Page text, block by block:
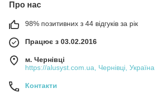
Про нас
98% позитивних з 44 відгуків за рік
Працює з 03.02.2016
м. Чернівці
https://alusyst.com.ua, Чернівці, Україна
Контакти